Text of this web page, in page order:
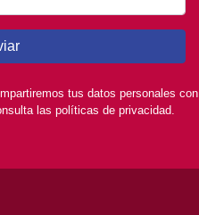
tus datos personales con
las políticas de privacidad.